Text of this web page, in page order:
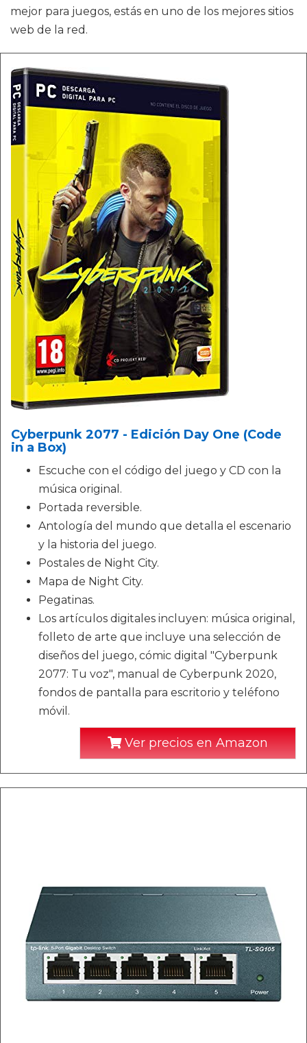
mejor para juegos, estás en uno de los mejores sitios
web de la red.
Cyberpunk 2077 - Edición Day One (Code
in a Box)
Escuche con el código del juego y CD con la
música original.
Portada reversible.
Antología del mundo que detalla el escenario
y la historia del juego.
Postales de Night City.
Mapa de Night City.
Pegatinas.
Los artículos digitales incluyen: música original,
folleto de arte que incluye una selección de
diseños del juego, cómic digital "Cyberpunk
2077: Tu voz", manual de Cyberpunk 2020,
fondos de pantalla para escritorio y teléfono
móvil.
Ver precios en Amazon